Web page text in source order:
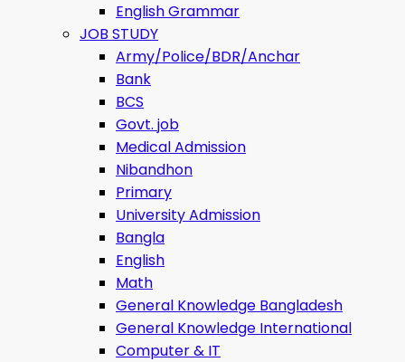
English Grammar
JOB STUDY
Army/Police/BDR/Anchar
Bank
BCS
Govt. job
Medical Admission
Nibandhon
Primary
University Admission
Bangla
English
Math
General Knowledge Bangladesh
General Knowledge International
Computer & IT